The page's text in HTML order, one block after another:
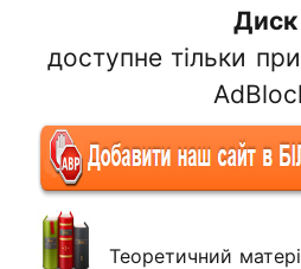
Диск
доступне тільки
Теоретичний